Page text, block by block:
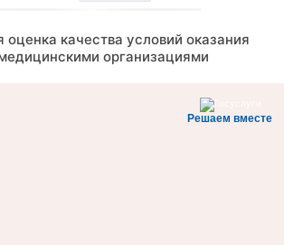
оценка качества условий оказания
организациями
Решаем вместе